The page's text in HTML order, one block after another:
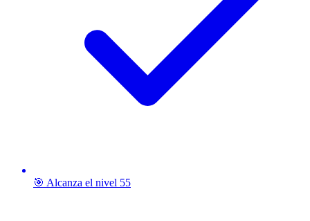
🎯 Alcanza el nivel 55